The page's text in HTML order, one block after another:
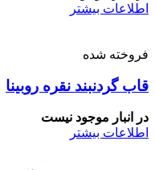
اطلاعات بیشتر
فروخته شده
قاب گردنبند نقره روبینا
در انبار موجود نیست
اطلاعات بیشتر